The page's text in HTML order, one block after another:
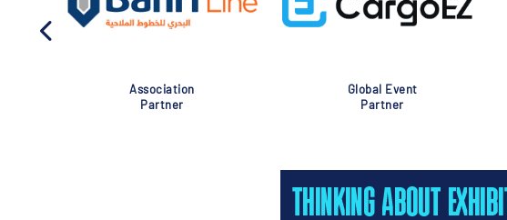
Association
Partner
Global Event
Partner